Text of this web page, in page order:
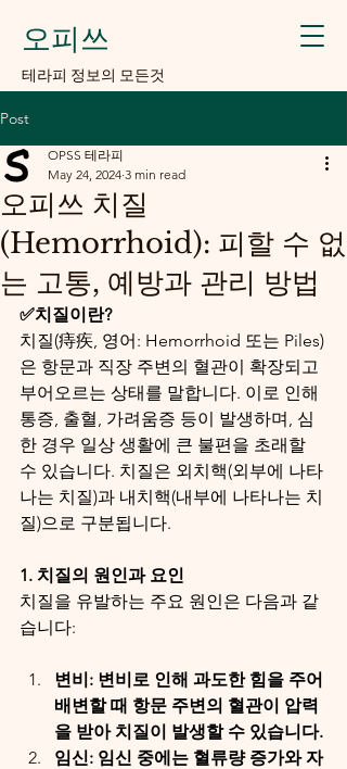
오피쓰
​테라피 정보의 모든것
Post
오피쓰 치질
(Hemorrhoid): 피할 수 없
는 고통, 예방과 관리 방법
OPSS 테라피
May 24, 2024 3 min read
✅치질이란?
치질(痔疾, 영어: Hemorrhoid 또는 Piles)
은 항문과 직장 주변의 혈관이 확장되고
부어오르는 상태를 말합니다. 이로 인해
통증, 출혈, 가려움증 등이 발생하며, 심
한 경우 일상 생활에 큰 불편을 초래할
수 있습니다. 치질은 외치핵(외부에 나타
나는 치질)과 내치핵(내부에 나타나는 치
질)으로 구분됩니다.
1. 치질의 원인과 요인
치질을 유발하는 주요 원인은 다음과 같
습니다:
변비: 변비로 인해 과도한 힘을 주어
배변할 때 항문 주변의 혈관이 압력
을 받아 치질이 발생할 수 있습니다.
임신: 임신 중에는 혈류량 증가와 자